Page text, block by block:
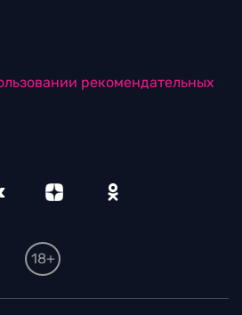
рекомендательных
18+